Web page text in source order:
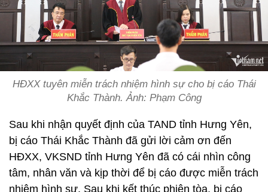
HĐXX tuyên miễn trách nhiệm hình sự cho bị cáo Thái
Khắc Thành. Ảnh: Phạm Công
Sau khi nhận quyết định của TAND tỉnh Hưng Yên,
bị cáo Thái Khắc Thành đã gửi lời cảm ơn đến
HĐXX, VKSND tỉnh Hưng Yên đã có cái nhìn công
tâm, nhân văn và kịp thời để bị cáo được miễn trách
nhiệm hình sự. Sau khi kết thúc phiên tòa, bị cáo